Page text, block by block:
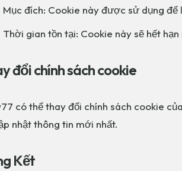
Mục đích: Cookie này được sử dụng
Thời gian tồn tại: Cookie này sẽ hết hạn
đổi chính sách cookie
có thể thay đổi chính sách cookie
nhật thông tin mới nhất.
Kết